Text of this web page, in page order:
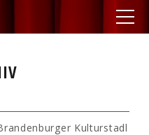
Kulturstadl